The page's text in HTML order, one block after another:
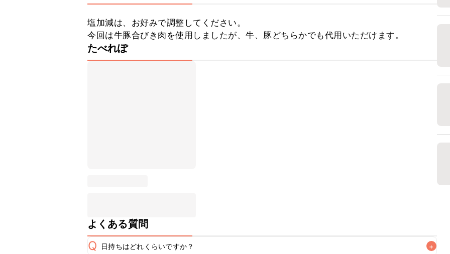
塩加減は、お好みで調整してください。
今回は牛豚合びき肉を使用しましたが、牛、豚どちらかでも代用いただけます。
たべれぽ
よくある質問
Q 日持ちはどれくらいですか？ +